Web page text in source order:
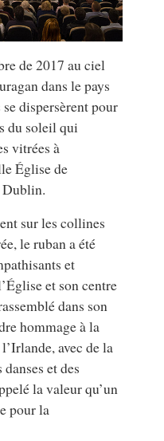
de 2017 au ciel
dans le pays
dispersèrent pour
du soleil qui
vitrées à
Église de
Dublin.
sur les collines
le ruban a été
et
et son centre
dans son
hommage à la
avec de la
et des
la valeur qu’un
pour la